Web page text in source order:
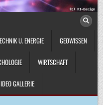
U. ENERGIE GEOWISSEN
WIRTSCHAFT
GALLERIE